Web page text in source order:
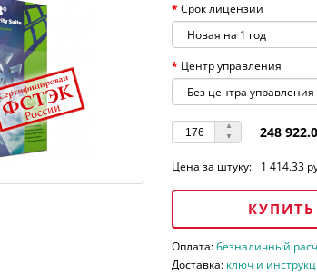
Срок лицензии
Центр управления
248
Цена за штуку: 1 414.33
КУПИТЬ
Оплата:безналичный
Доставка: ключ и